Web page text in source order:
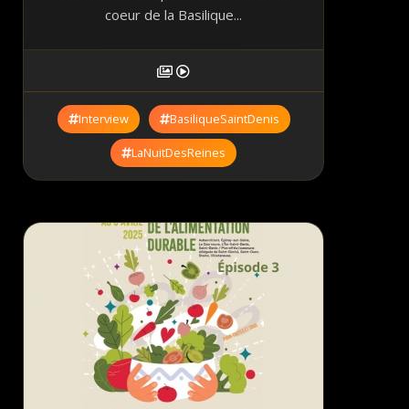
coeur de la Basilique...
Interview BasiliqueSaintDenis
LaNuitDesReines